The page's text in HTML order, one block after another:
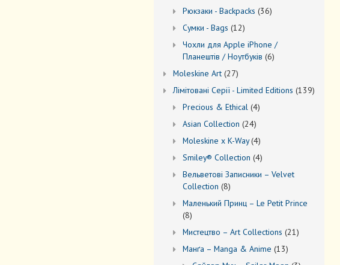
Рюкзаки - Backpacks 3636
Сумки - Bags 1212
товарів
Чохли для Apple iPhone /
Планештів / Ноутбуків 66
Moleskine Art 2727
товарів
Лiмiтовані Серії - Limited Editions 139139
Precious & Ethical 44
Asian Collection 2424
товари
Moleskine x K-Way 44
товари
Smiley® Collection 44
товари
Вельветові Записники – Velvet
Collection 88
товарів
Маленький Принц – Le Petit Prince
88
Мистецтво – Art Collections 2121
Манґа – Manga & Anime 1313
товарів